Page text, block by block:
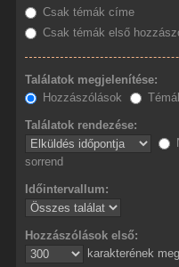
Csak témák címe
Csak témák első
Találatok megjelenítése:
Hozzászólások
Találatok rendezése:
sorrend
Időintervallum:
Hozzászólások első:
karakterének